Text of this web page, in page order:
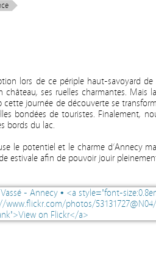
lors de ce périple haut-savoyard
château, ses ruelles charmantes.
journée de découverte se
bondées de touristes. Finalement,
bords du lac.
le potentiel et le charme d’Annecy
estivale afin de pouvoir jouir